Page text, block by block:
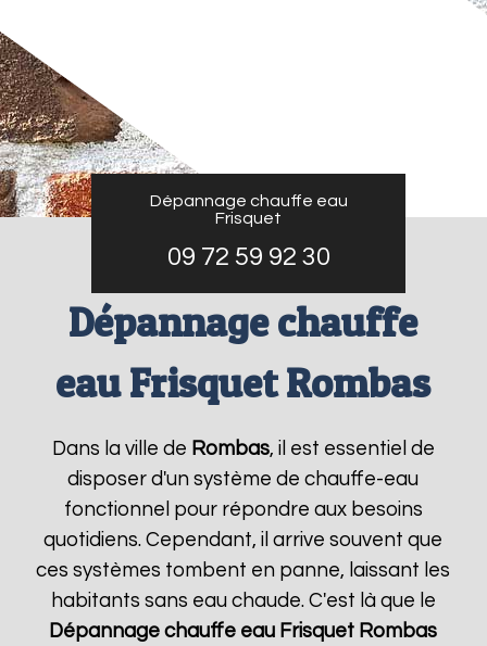
Dépannage chauffe eau
Frisquet
09 72 59 92 30
Dépannage chauffe
eau Frisquet Rombas
Dans la ville de Rombas, il est essentiel de
disposer d'un système de chauffe-eau
fonctionnel pour répondre aux besoins
quotidiens. Cependant, il arrive souvent que
ces systèmes tombent en panne, laissant les
habitants sans eau chaude. C'est là que le
Dépannage chauffe eau Frisquet Rombas